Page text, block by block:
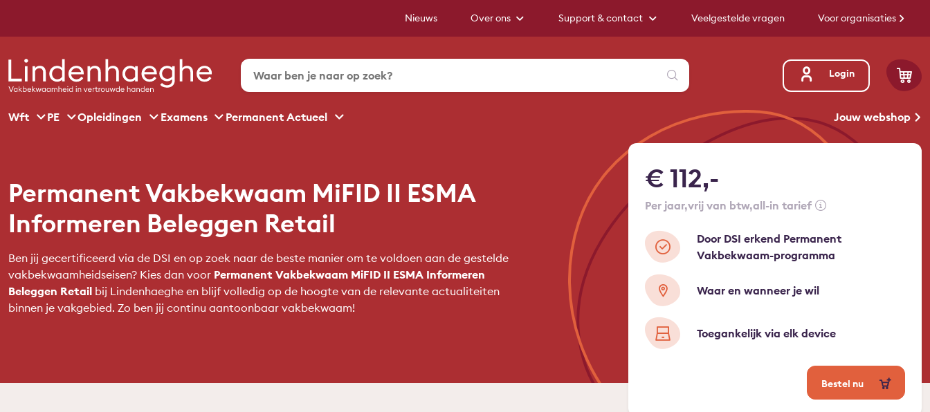
Nieuws Over ons Support & contact Veelgestelde vragen Voor organisaties
Zoeken Login
Wft PE Opleidingen Examens Permanent Actueel Jouw webshop
Permanent Vakbekwaam MiFID II ESMA
Informeren Beleggen Retail
Ben jij gecertificeerd via de DSI en op zoek naar de beste manier om te voldoen aan de gestelde
vakbekwaamheidseisen? Kies dan voor Permanent Vakbekwaam MiFID II ESMA Informeren
Beleggen Retail bij Lindenhaeghe en blijf volledig op de hoogte van de relevante actualiteiten
binnen je vakgebied. Zo ben jij continu aantoonbaar vakbekwaam!
€ 112,-
per jaar vrij van btw all-in tarief
Door DSI erkend Permanent
Vakbekwaam-programma
Waar en wanneer je wil
Toegankelijk via elk device
Bestel nu